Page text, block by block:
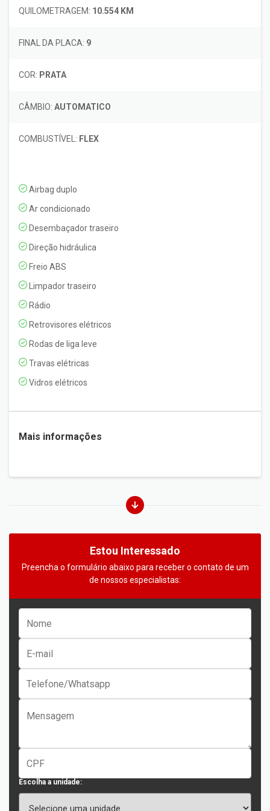
QUILOMETRAGEM: 10.554 KM
FINAL DA PLACA: 9
COR: PRATA
CÂMBIO: AUTOMATICO
COMBUSTÍVEL: FLEX
Airbag duplo
Ar condicionado
Desembaçador traseiro
Direção hidráulica
Freio ABS
Limpador traseiro
Rádio
Retrovisores elétricos
Rodas de liga leve
Travas elétricas
Vidros elétricos
Mais informações
Estou Interessado
Preencha o formulário abaixo para receber o contato de um
de nossos especialistas:
Escolha a unidade: